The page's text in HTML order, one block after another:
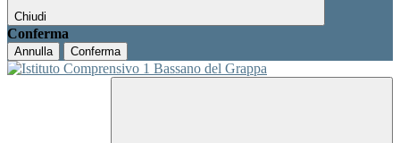
Chiudi
Conferma
Annulla Conferma